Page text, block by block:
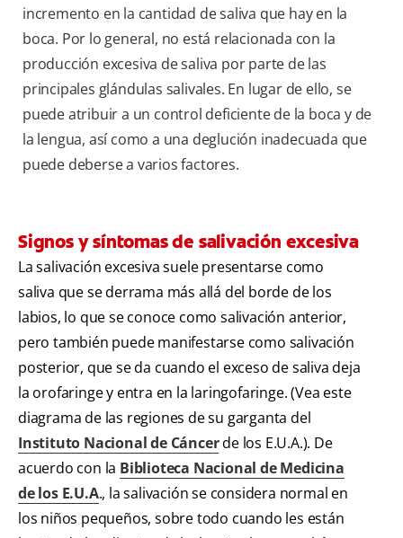
incremento en la cantidad de saliva que hay en la
boca. Por lo general, no está relacionada con la
producción excesiva de saliva por parte de las
principales glándulas salivales. En lugar de ello, se
puede atribuir a un control deficiente de la boca y de
la lengua, así como a una deglución inadecuada que
puede deberse a varios factores.
Signos y síntomas de salivación excesiva
La salivación excesiva suele presentarse como
saliva que se derrama más allá del borde de los
labios, lo que se conoce como salivación anterior,
pero también puede manifestarse como salivación
posterior, que se da cuando el exceso de saliva deja
la orofaringe y entra en la laringofaringe. (Vea este
diagrama de las regiones de su garganta del
Instituto Nacional de Cáncerde los E.U.A.). De
acuerdo con la Biblioteca Nacional de Medicina
de los E.U.A., la salivación se considera normal en
los niños pequeños, sobre todo cuando les están